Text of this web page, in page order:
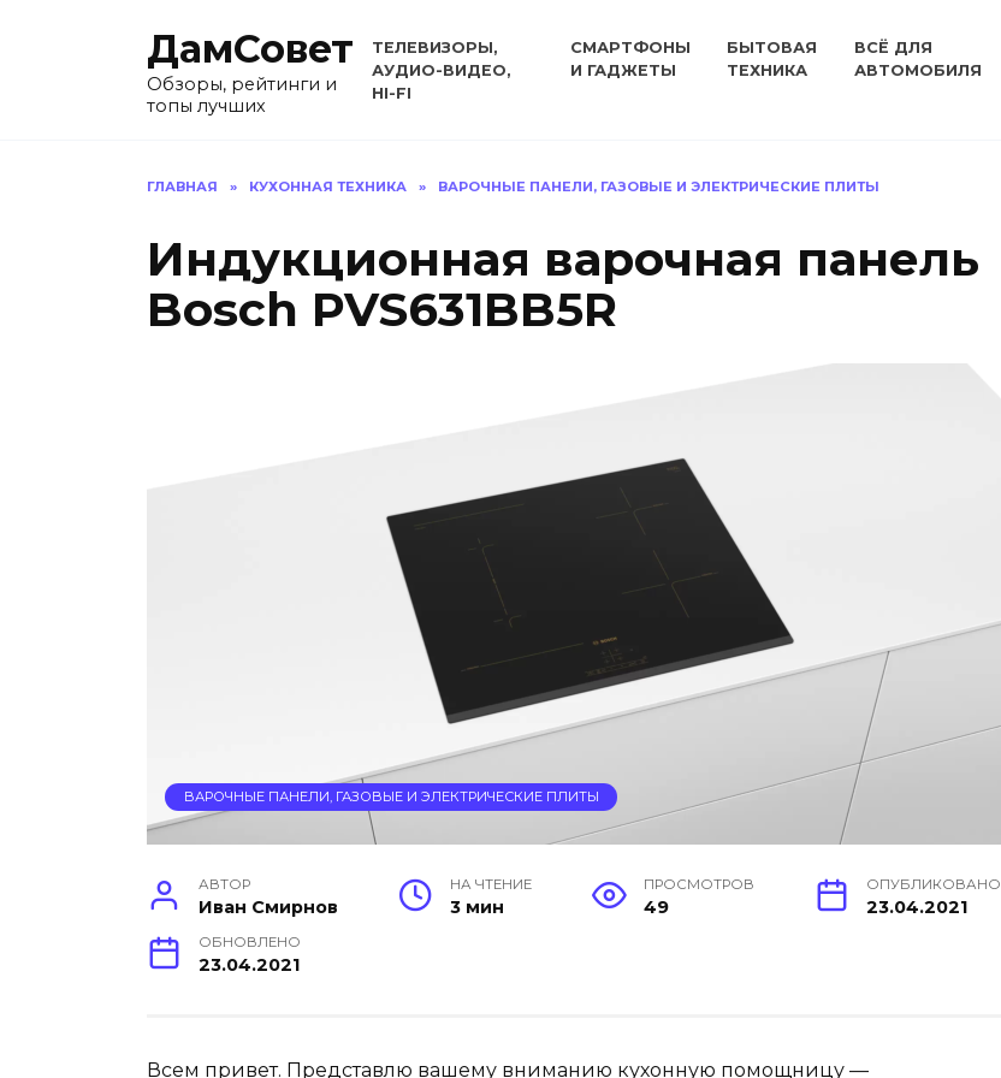
ДамСовет
Обзоры, рейтинги и
топы лучших
ТЕЛЕВИЗОРЫ,
АУДИО-ВИДЕО,
HI-FI
СМАРТФОНЫ
И ГАДЖЕТЫ
БЫТОВАЯ
ТЕХНИКА
ВСЁ ДЛЯ
АВТОМОБИЛЯ
ГЛАВНАЯ » КУХОННАЯ ТЕХНИКА » ВАРОЧНЫЕ ПАНЕЛИ, ГАЗОВЫЕ И ЭЛЕКТРИЧЕСКИЕ ПЛИТЫ
Индукционная варочная панель
Bosch PVS631BB5R
ВАРОЧНЫЕ ПАНЕЛИ, ГАЗОВЫЕ И ЭЛЕКТРИЧЕСКИЕ ПЛИТЫ
АВТОР
Иван Смирнов
НА ЧТЕНИЕ
3 мин
ПРОСМОТРОВ
49
ОПУБЛИКОВАНО
23.04.2021
ОБНОВЛЕНО
23.04.2021
Всем привет. Представлю вашему вниманию кухонную помощницу —